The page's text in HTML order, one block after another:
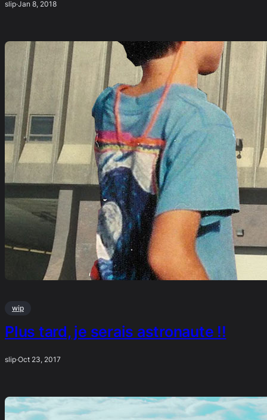
slip·Jan 8, 2018
wip
Plus tard, je serais astronaute !!
slip·Oct 23, 2017